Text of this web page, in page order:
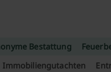
Bestattung
Immobiliengutachten